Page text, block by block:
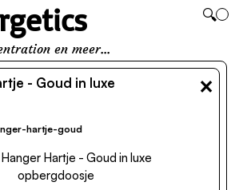
🔍
en meer...
×
- Goud in luxe
hartje-goud